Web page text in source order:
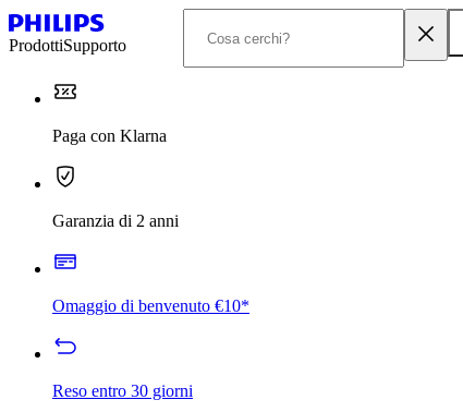
ProdottiSupporto
Paga con Klarna
Garanzia di 2 anni
Omaggio di benvenuto €10*
Reso entro 30 giorni